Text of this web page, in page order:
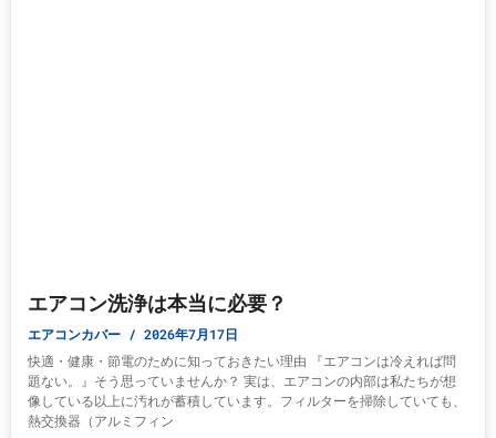
エアコン洗浄は本当に必要？
エアコンカバー 2026年7月17日
快適・健康・節電のために知っておきたい理由 『エアコンは冷えれば問
題ない。』そう思っていませんか？ 実は、エアコンの内部は私たちが想
像している以上に汚れが蓄積しています。フィルターを掃除していても、
熱交換器（アルミフィン